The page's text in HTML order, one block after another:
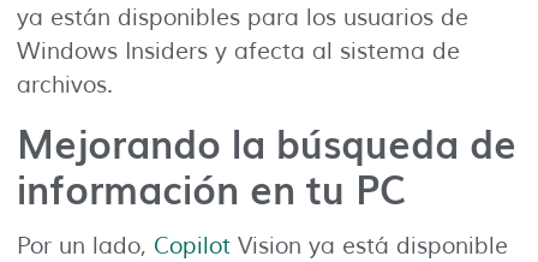
ya están disponibles para los usuarios de
Windows Insiders y afecta al sistema de
archivos.
Mejorando la búsqueda de
información en tu PC
Por un lado, Copilot Vision ya está disponible